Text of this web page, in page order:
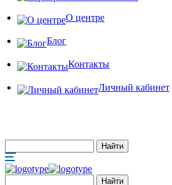
О центре
Блог
Контакты
Личный кабинет